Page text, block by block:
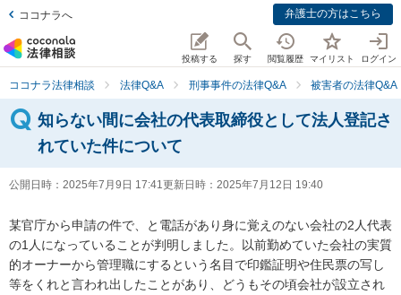
ココナラへ 弁護士の方はこちら
投稿する 探す 閲覧履歴 マイリスト ログイン
ココナラ法律相談 法律Q&A 刑事事件の法律Q&A 被害者の法律Q&A
知らない間に会社の代表取締役として法人登記さ
れていた件について
公開日時： 2025年7月9日 17:41更新日時： 2025年7月12日 19:40
某官庁から申請の件で、と電話があり身に覚えのない会社の2人代表
の1人になっていることが判明しました。以前勤めていた会社の実質
的オーナーから管理職にするという名目で印鑑証明や住民票の写し
等をくれと言われ出したことがあり、どうもその頃会社が設立され